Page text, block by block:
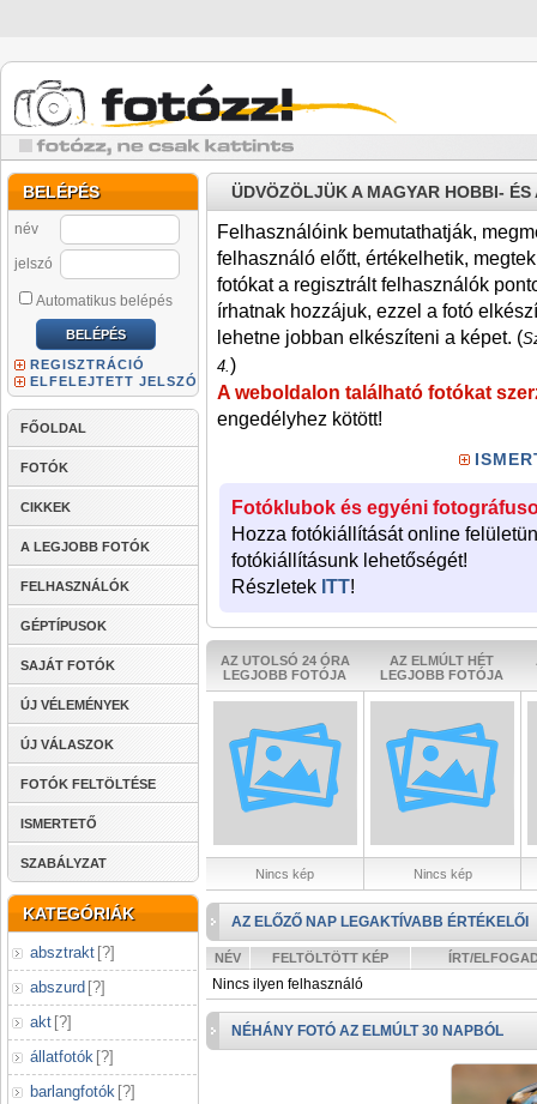
BELÉPÉS
név
jelszó
Automatikus belépés
REGISZTRÁCIÓ
ELFELEJTETT JELSZÓ
FŐOLDAL
FOTÓK
CIKKEK
A LEGJOBB FOTÓK
FELHASZNÁLÓK
GÉPTÍPUSOK
SAJÁT FOTÓK
ÚJ VÉLEMÉNYEK
ÚJ VÁLASZOK
FOTÓK FELTÖLTÉSE
ISMERTETŐ
SZABÁLYZAT
KATEGÓRIÁK
absztrakt [?]
abszurd [?]
akt [?]
állatfotók [?]
barlangfotók [?]
ÜDVÖZÖLJÜK A MAGYAR HOBBI-
Felhasználóink bemutathatják,
felhasználó előtt, értékelhetik,
fotókat a regisztrált felhasználók
írhatnak hozzájuk, ezzel a fotó
lehetne jobban elkészíteni a képet. (
4.)
A weboldalon található fotókat
engedélyhez kötött!
Fotóklubok és egyéni
Hozza fotókiállítását online
fotókiállításunk lehetőségét!
Részletek ITT!
AZ UTOLSÓ 24 ÓRA
LEGJOBB FOTÓJA
AZ ELMÚLT HÉT
LEGJOBB FOTÓJA
Nincs kép Nincs kép
AZ ELŐZŐ NAP LEGAKTÍVABB ÉRTÉKELŐI
NÉV FELTÖLTÖTT KÉP ÍRT/
Nincs ilyen felhasználó
NÉHÁNY FOTÓ AZ ELMÚLT 30 NAPBÓL